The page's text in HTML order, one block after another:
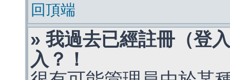
回頂端
» 我過去已經註冊（登
入？！